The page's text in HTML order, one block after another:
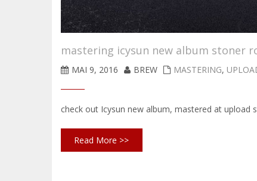
mastering icysun new album stoner
MAI 9, 2016 BREW MASTERING,
check out Icysun new album, mastered at
Read More >>